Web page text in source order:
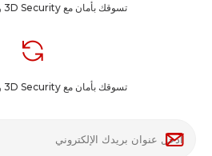
تسوقك بأمان مع 3D Security و 256 Bit SSL.
تسوقك بأمان مع 3D Security و 256 Bit SSL.